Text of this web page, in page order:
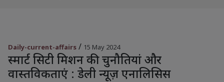
Daily-current-affairs / 15 May 2024
स्मार्ट सिटी मिशन की चुनौतियां और
वास्तविकताएं : डेली न्यूज़ एनालिसिस